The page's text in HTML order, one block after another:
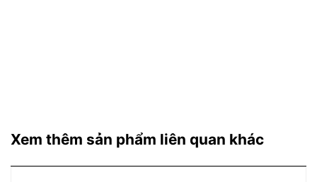
Xem thêm sản phẩm liên quan khác